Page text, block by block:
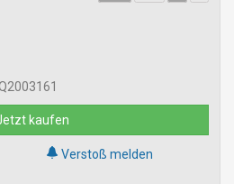
kaufen
Verstoß melden